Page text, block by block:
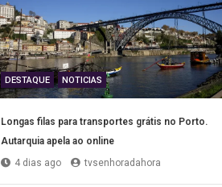
DESTAQUE NOTICIAS
Longas filas para transportes grátis no Porto.
Autarquia apela ao online
4 dias ago
tvsenhoradahora